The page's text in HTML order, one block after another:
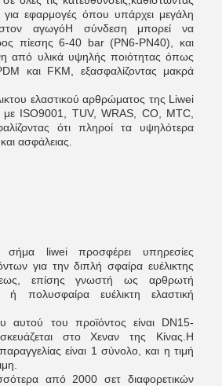
για εφαρμογές όπου υπάρχει μεγάλη
αγωγόΗ σύνδεση μπορεί να
πίεσης 6-40 bar (PN6-PN40), και
από υλικά υψηλής ποιότητας όπως
και FKM, εξασφαλίζοντας μακρά
ελαστικού αρθρώματος της Liwei
με ISO9001, TUV, WRAS, CO, MTC,
ότι πληροί τα υψηλότερα
ασφάλειας.
liwei προσφέρει υπηρεσίες
για την διπλή σφαίρα ευέλικτης
επίσης γνωστή ως αρθρωτή
ή πολυσφαίρα ευέλικτη ελαστική
αυτού του προϊόντος είναι DN15-
στο Χεναν της Κίνας.Η
είναι 1 σύνολο, και η τιμή
από 2000 σετ διαφορετικών